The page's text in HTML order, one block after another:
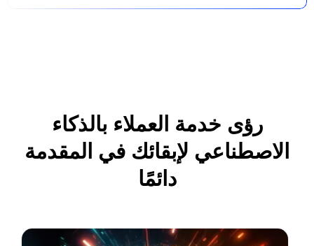
رؤى خدمة العملاء بالذكاء
الاصطناعي لإبقائك في المقدمة
دائمًا